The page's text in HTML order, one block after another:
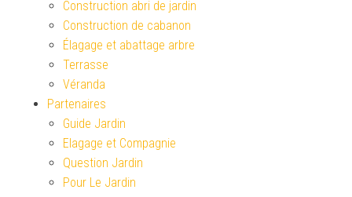
Construction abri de jardin
Construction de cabanon
Élagage et abattage arbre
Terrasse
Véranda
Partenaires
Guide Jardin
Elagage et Compagnie
Question Jardin
Pour Le Jardin